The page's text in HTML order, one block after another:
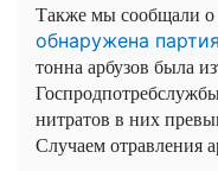
Также мы сообщали о
обнаружена
тонна арбузов была
нитратов в них
Случаем отравления